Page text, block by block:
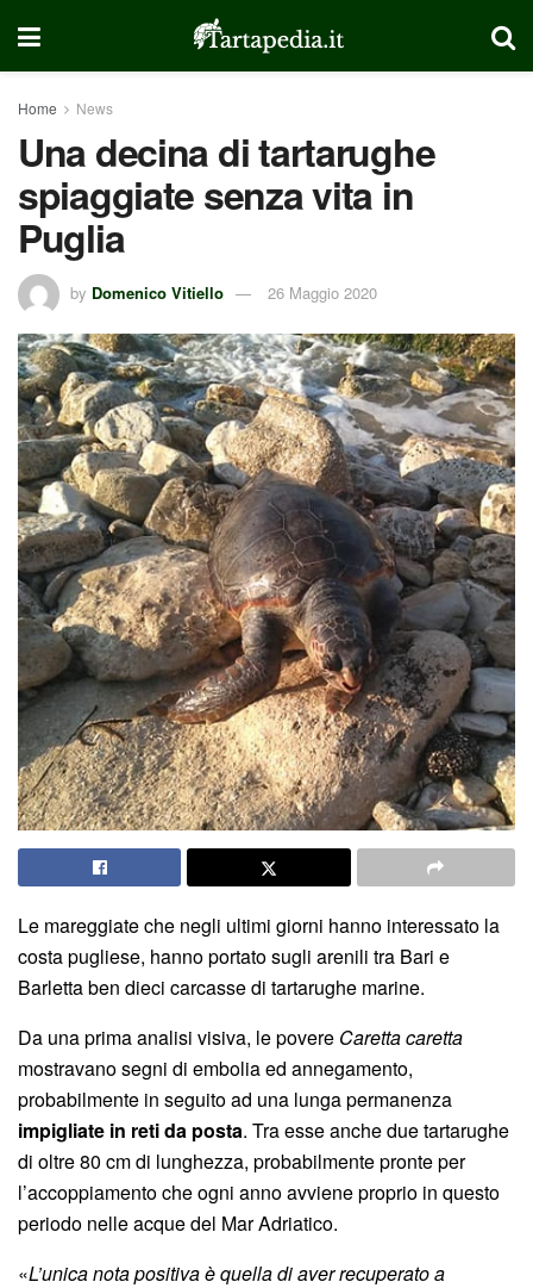
Home News
Una decina di tartarughe
spiaggiate senza vita in
Puglia
by Domenico Vitiello 26 Maggio 2020
Le mareggiate che negli ultimi giorni hanno interessato la
costa pugliese, hanno portato sugli arenili tra Bari e
Barletta ben dieci carcasse di tartarughe marine.
Da una prima analisi visiva, le povere Caretta caretta
mostravano segni di embolia ed annegamento,
probabilmente in seguito ad una lunga permanenza
impigliate in reti da posta. Tra esse anche due tartarughe
di oltre 80 cm di lunghezza, probabilmente pronte per
l’accoppiamento che ogni anno avviene proprio in questo
periodo nelle acque del Mar Adriatico.
«L’unica nota positiva è quella di aver recuperato a